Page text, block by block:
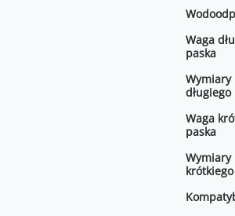
Waga
paska
Wymiary
długiego
Waga
paska
Wymiary